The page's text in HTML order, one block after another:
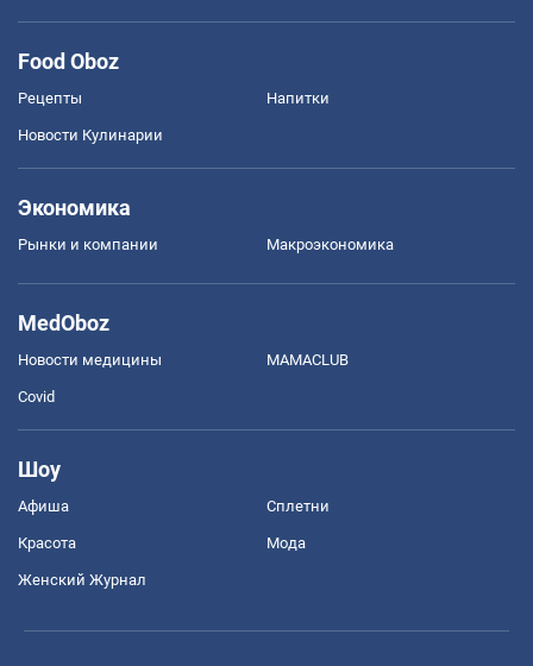
Food Oboz
Рецепты Напитки
Новости Кулинарии
Экономика
Рынки и компании Mакроэкономика
MedOboz
Новости медицины MAMACLUB
Covid
Шоу
Афиша Сплетни
Красота Мода
Женский Журнал